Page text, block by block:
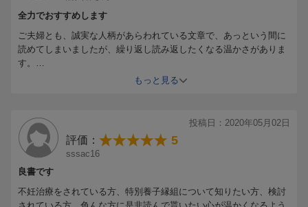
私の世界が変わった
僕たちが救われた
出産おめでとうございます
赤ちゃん、通りますから
待ち構えていた家族
ママがいない日は眠れない
ブランシュとの最期の日々
『早春賦』の子守歌
叱り方を考えた
観察することが大切
全力でおすすめします
ご夫婦とも、誠実な人柄があらわれている文章で、あっという間に
読めてしまいましたが、繰り返し読み返したくなる温かさがありま
す。
妊活されているいないに関わらず、すべての人に読んでいただきた
もっと見る
投稿日：2020年05月02日
評価： 5
sssac16
良書です
不妊治療をされている方、特別養子縁組について知りたい方、検討